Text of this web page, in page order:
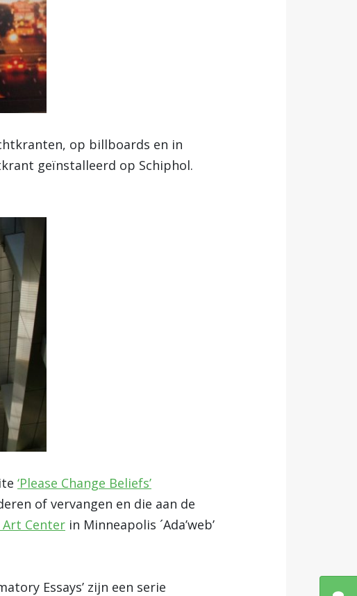
op billboards en in
geïnstalleerd op Schiphol.
‘Please Change Beliefs’
of vervangen en die aan de
Center in Minneapolis ´Ada’web’
Essays’ zijn een serie